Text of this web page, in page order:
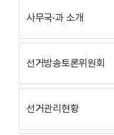
사무국·과 소개
선거방송토론위원회
선거관리현황